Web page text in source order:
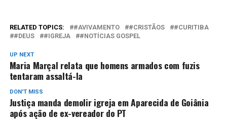
RELATED TOPICS: #AVIVAMENTO #CRISTÃOS
#CURITIBA
#DEUS
#IGREJA #NOTÍCIAS GOSPEL
UP NEXT
Maria Marçal relata que homens armados com fuzis
tentaram assaltá-la
DON'T MISS
Justiça manda demolir igreja em Aparecida de Goiânia
após ação de ex-vereador do PT